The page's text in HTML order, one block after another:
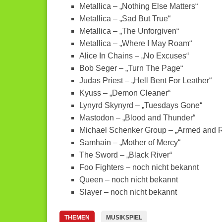
Metallica – „Nothing Else Matters“
Metallica – „Sad But True“
Metallica – „The Unforgiven“
Metallica – „Where I May Roam“
Alice In Chains – „No Excuses“
Bob Seger – „Turn The Page“
Judas Priest – „Hell Bent For Leather“
Kyuss – „Demon Cleaner“
Lynyrd Skynyrd – „Tuesdays Gone“
Mastodon – „Blood and Thunder“
Michael Schenker Group – „Armed and
Samhain – „Mother of Mercy“
The Sword – „Black River“
Foo Fighters – noch nicht bekannt
Queen – noch nicht bekannt
Slayer – noch nicht bekannt
THEMEN MUSIKSPIEL